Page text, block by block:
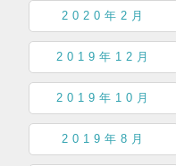
2020年2月
2019年12月
2019年10月
2019年8月